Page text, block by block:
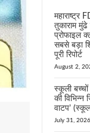
महाराष्ट्र
तुकाराम
प्रोफाइल
सबसे बड़ा
पूरी रिपोर्ट
August 2,
स्कूली बच्चों
की विभिन्न
वाटप’
July 31, 2026